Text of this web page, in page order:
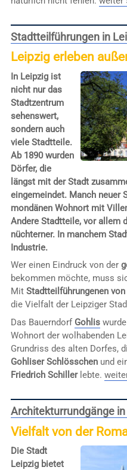
Stadtteilführungen in
Leipzig erleben
In Leipzig ist
nicht nur das
Stadtzentrum
sehenswert,
sondern auch
viele Stadtteile.
Ab 1890 wurden
Dörfer, die
längst mit der Stadt
eingemeindet. Manch neuer
mondänen Wohnort mit
Andere Stadtteile, vor allem
nüchterner. In manchem
Industrie.
Wer einen Eindruck von der
bekommen möchte, muss
Mit Stadtteilführungenen
die Vielfalt der Leipziger
Das Bauerndorf Gohliswurde
Wohnort der wolhabenden
Grundriss des alten Dorfes,
Gohliser Schlösschenund
Friedrich Schillerlebte.
Architekturrundgänge
Vielfalt von der
Die Stadt
Leipzig bietet